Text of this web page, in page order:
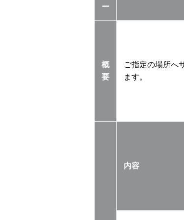
ー
概
要
ご指定の場所へ
ます。
内容